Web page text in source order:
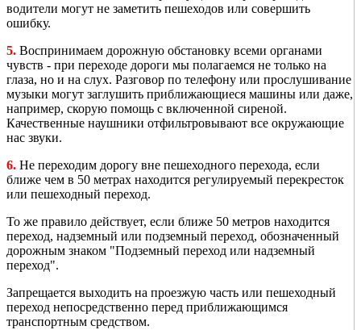
водители могут не заметить пешеходов или совершить
ошибку.
5. Воспринимаем дорожную обстановку всеми органами
чувств - при переходе дороги мы полагаемся не только на
глаза, но и на слух. Разговор по телефону или прослушивание
музыки могут заглушить приближающиеся машины или даже,
например, скорую помощь с включенной сиреной.
Качественные наушники отфильтровывают все окружающие
нас звуки.
6. Не переходим дорогу вне пешеходного перехода, если
ближе чем в 50 метрах находится регулируемый перекресток
или пешеходный переход.
То же правило действует, если ближе 50 метров находится
переход, надземный или подземный переход, обозначенный
дорожным знаком "Подземный переход или надземный
переход".
Запрещается выходить на проезжую часть или пешеходный
переход непосредственно перед приближающимся
транспортным средством.